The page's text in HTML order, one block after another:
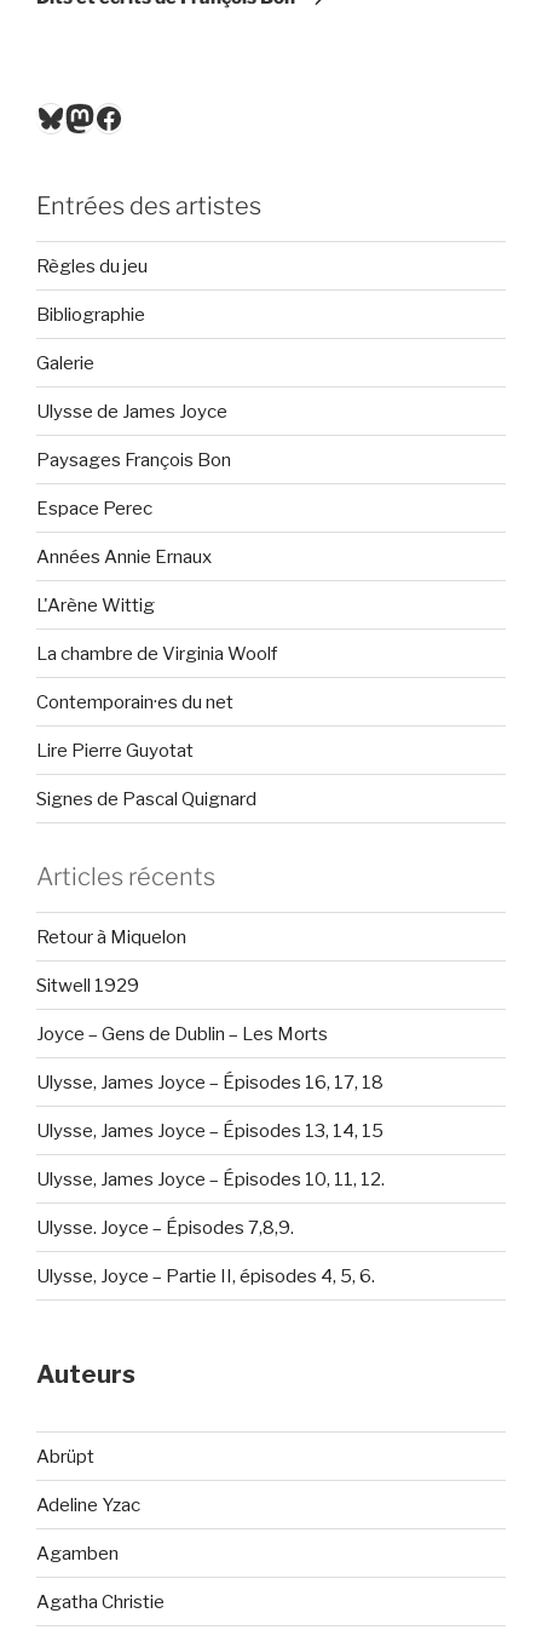
Bluesky
Mastodon
Facebook
Entrées des artistes
Règles du jeu
Bibliographie
Galerie
Ulysse de James Joyce
Paysages François Bon
Espace Perec
Années Annie Ernaux
L'Arène Wittig
La chambre de Virginia Woolf
Contemporain·es du net
Lire Pierre Guyotat
Signes de Pascal Quignard
Articles récents
Retour à Miquelon
Sitwell 1929
Joyce – Gens de Dublin – Les Morts
Ulysse, James Joyce – Épisodes 16, 17, 18
Ulysse, James Joyce – Épisodes 13, 14, 15
Ulysse, James Joyce – Épisodes 10, 11, 12.
Ulysse. Joyce – Épisodes 7,8,9.
Ulysse, Joyce – Partie II, épisodes 4, 5, 6.
Auteurs
Abrüpt
Adeline Yzac
Agamben
Agatha Christie